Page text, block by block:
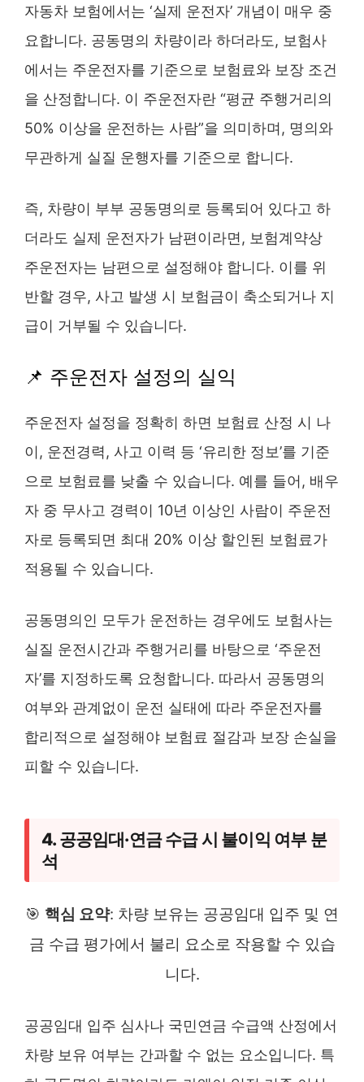
자동차 보험에서는 ‘실제 운전자’ 개념이 매우 중
요합니다. 공동명의 차량이라 하더라도, 보험사
에서는 주운전자를 기준으로 보험료와 보장 조건
을 산정합니다. 이 주운전자란 “평균 주행거리의
50% 이상을 운전하는 사람”을 의미하며, 명의와
무관하게 실질 운행자를 기준으로 합니다.
즉, 차량이 부부 공동명의로 등록되어 있다고 하
더라도 실제 운전자가 남편이라면, 보험계약상
주운전자는 남편으로 설정해야 합니다. 이를 위
반할 경우, 사고 발생 시 보험금이 축소되거나 지
급이 거부될 수 있습니다.
📌 주운전자 설정의 실익
주운전자 설정을 정확히 하면 보험료 산정 시 나
이, 운전경력, 사고 이력 등 ‘유리한 정보’를 기준
으로 보험료를 낮출 수 있습니다. 예를 들어, 배우
자 중 무사고 경력이 10년 이상인 사람이 주운전
자로 등록되면 최대 20% 이상 할인된 보험료가
적용될 수 있습니다.
공동명의인 모두가 운전하는 경우에도 보험사는
실질 운전시간과 주행거리를 바탕으로 ‘주운전
자’를 지정하도록 요청합니다. 따라서 공동명의
여부와 관계없이 운전 실태에 따라 주운전자를
합리적으로 설정해야 보험료 절감과 보장 손실을
피할 수 있습니다.
4. 공공임대·연금 수급 시 불이익 여부 분
석
🎯 핵심 요약: 차량 보유는 공공임대 입주 및 연
금 수급 평가에서 불리 요소로 작용할 수 있습
니다.
공공임대 입주 심사나 국민연금 수급액 산정에서
차량 보유 여부는 간과할 수 없는 요소입니다. 특